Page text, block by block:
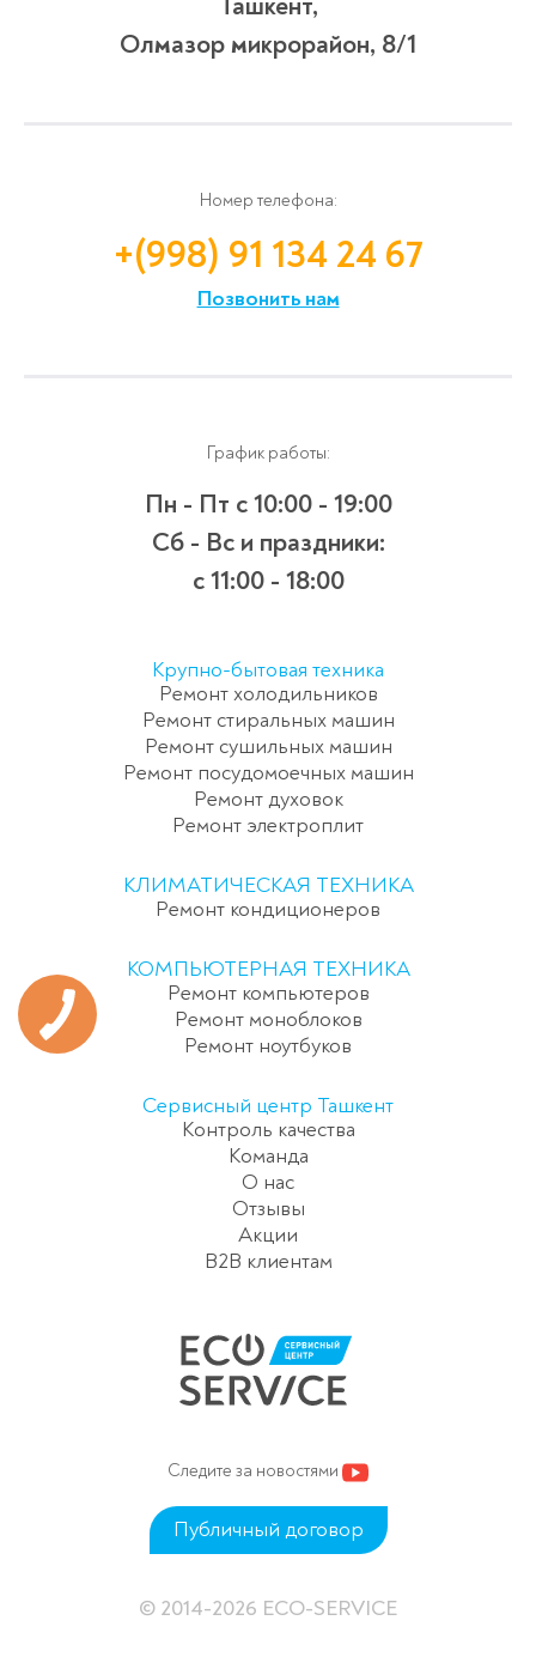
Олмазор микрорайон, 8/1
Номер телефона:
+(998) 91 134 24 67
Позвонить нам
График работы:
Пн - Пт с 10:00 - 19:00
Сб - Вс и праздники:
c 11:00 - 18:00
Крупно-бытовая техника
Ремонт холодильников
Ремонт стиральных машин
Ремонт сушильных машин
Ремонт посудомоечных машин
Ремонт духовок
Ремонт электроплит
КЛИМАТИЧЕСКАЯ ТЕХНИКА
Ремонт кондиционеров
КОМПЬЮТЕРНАЯ ТЕХНИКА
Ремонт компьютеров
Ремонт моноблоков
Ремонт ноутбуков
Сервисный центр Ташкент
Контроль качества
Команда
О нас
Отзывы
Акции
B2B клиентам
Следите за новостями
Публичный договор
© 2014-2026 ECO-SERVICE